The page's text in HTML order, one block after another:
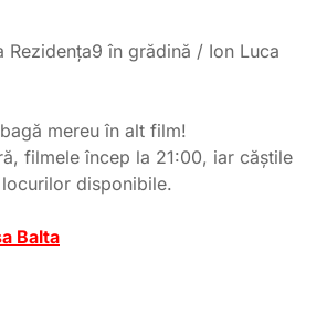
Rezidența9 în grădină / Ion Luca
mereu în alt film!
filmele încep la 21:00, iar căștile
disponibile.
Balta